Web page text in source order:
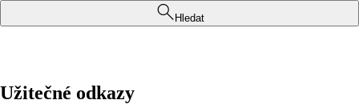
Hledat
Užitečné odkazy